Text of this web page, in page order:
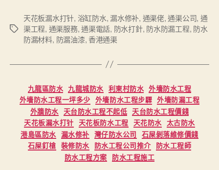
Tags
天花板漏水打针, 浴缸防水, 漏水修补, 通渠佬,通渠公司, 通
渠工程, 通渠服務,通渠電話, 防水打針, 防水防漏工程, 防水
防漏材料, 防漏油漆,香港通渠
Categories
九龍區防水 九龍城防水 利東村防水 外墻防水工程
外墻防水工程一坪多少 外墻防水工程步驟 外墻防漏工程
外牆防水 天台防水工程不起低 天台防水工程價錢
天花板漏水打针 天花板防水工程 天花防水 太古防水
港島區防水 漏水修补 灣仔防水公司 石屎剝落維修價錢
石屎釘槍 裝修防水 防水工程公司推介 防水工程師
防水工程方案 防水工程施工